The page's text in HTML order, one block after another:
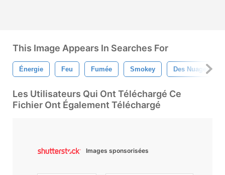
This Image Appears In Searches For
Énergie Feu Fumée Smokey Des Nuages
Les Utilisateurs Qui Ont Téléchargé Ce
Fichier Ont Également Téléchargé
Images sponsorisées